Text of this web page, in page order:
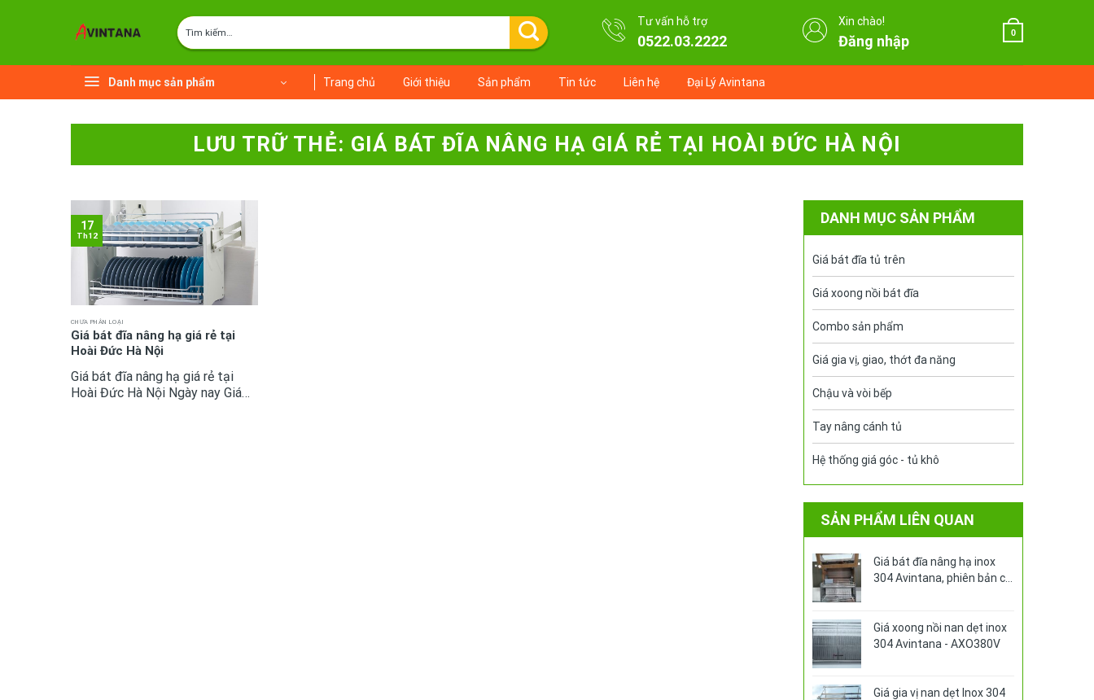
Tìm
kiếm:
Tư vấn hỗ trợ
0522.03.2222
Xin chào!
Đăng nhập
0
Danh mục sản phẩm Trang chủ Giới thiệu Sản phẩm Tin tức Liên hệ Đại Lý Avintana
LƯU TRỮ THẺ: GIÁ BÁT ĐĨA NÂNG HẠ GIÁ RẺ TẠI HOÀI ĐỨC HÀ NỘI
CHƯA PHÂN LOẠI
Giá bát đĩa nâng hạ giá rẻ tại
Hoài Đức Hà Nội
Giá bát đĩa nâng hạ giá rẻ tại
Hoài Đức Hà Nội Ngày nay Giá
17
Th12
DANH MỤC SẢN PHẨM
Giá bát đĩa tủ trên
Giá xoong nồi bát đĩa
Combo sản phẩm
Giá gia vị, giao, thớt đa năng
Chậu và vòi bếp
Tay nâng cánh tủ
Hệ thống giá góc - tủ khô
SẢN PHẨM LIÊN QUAN
Giá bát đĩa nâng hạ inox
304 Avintana, phiên bản có
Giá xoong nồi nan dẹt inox
304 Avintana - AXO380V
Giá gia vị nan dẹt Inox 304